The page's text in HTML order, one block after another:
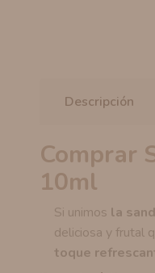
Descripción
Comprar
10ml
Si unimos la
deliciosa y frutal
toque